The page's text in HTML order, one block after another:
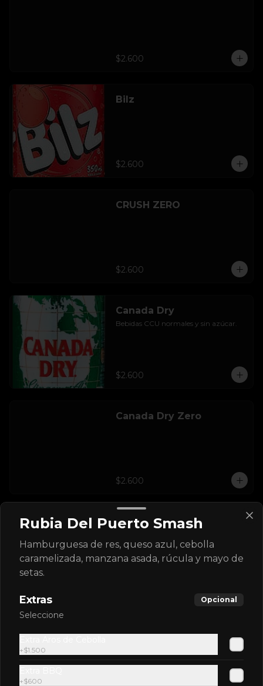
$2.600
Bilz
$2.600
CRUSH ZERO
$2.600
Canada Dry
Bebidas CCU normales y sin azúcar.
$2.600
Canada Dry Zero
$2.600
Crush
Rubia Del Puerto Smash
Hamburguesa de res, queso azul, cebolla
caramelizada, manzana asada, rúcula y mayo de
setas.
Extras Opcional
Seleccione
+$1.500
+$600